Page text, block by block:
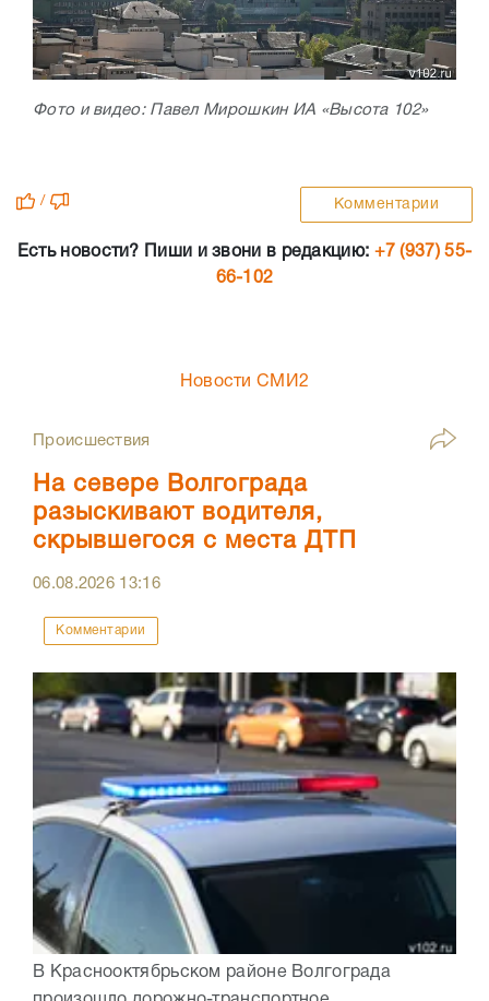
Фото и видео: Павел Мирошкин ИА «Высота 102»
/ Комментарии
Есть новости? Пиши и звони в редакцию: +7 (937) 55-
66-102
Новости СМИ2
Происшествия
На севере Волгограда
разыскивают водителя,
скрывшегося с места ДТП
06.08.2026 13:16
Комментарии
В Краснооктябрьском районе Волгограда